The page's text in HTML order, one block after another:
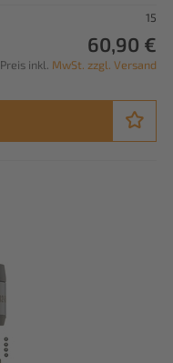
15
60,90 €
Preis inkl. MwSt. zzgl. Versand